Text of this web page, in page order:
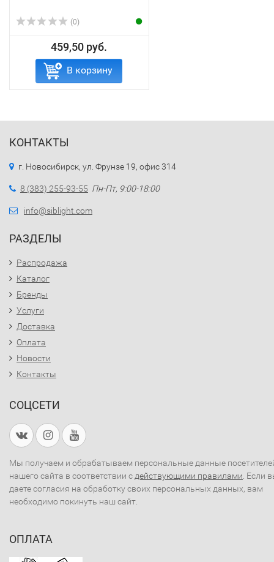
(0)
459,50 руб.
В корзину
КОНТАКТЫ
г. Новосибирск, ул. Фрунзе 19, офис 314
8 (383) 255-93-55 Пн-Пт, 9:00-18:00
info@siblight.com
РАЗДЕЛЫ
Распродажа
Каталог
Бренды
Услуги
Доставка
Оплата
Новости
Контакты
СОЦСЕТИ
Мы получаем и обрабатываем персональные данные
нашего сайта в соответствии с действующими правилами . Если
даете согласия на обработку своих персональных данных, вам
необходимо покинуть наш сайт.
ОПЛАТА